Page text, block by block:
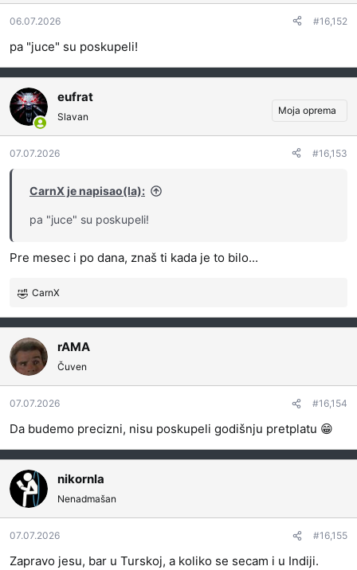
a
n
a
:
06.07.2026 #16,152
pa "juce" su poskupeli!
eufrat
Slavan
Moja oprema
07.07.2026 #16,153
CarnX je napisao(la):
pa "juce" su poskupeli!
Pre mesec i po dana, znaš ti kada je to bilo...
R
e
a
g
o
v
a
n
a
:
CarnX
rAMA
Čuven
07.07.2026 #16,154
Da budemo precizni, nisu poskupeli godišnju pretplatu 😁
nikornla
Nenadmašan
07.07.2026 #16,155
Zapravo jesu, bar u Turskoj, a koliko se secam i u Indiji.